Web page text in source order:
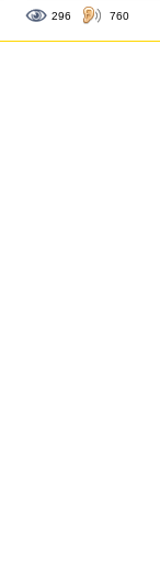
296 760